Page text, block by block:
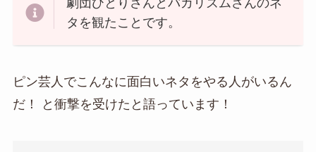
タを観たことです。
ピン芸人でこんなに面白いネタをやる人がいるん
だ！ と衝撃を受けたと語っています！